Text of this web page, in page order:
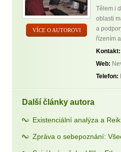
VÍCE O AUTOROVI
Tělem i
oblasti
a
řízením
Kontakt:
Web:
Telefon:
Další články autora
Existenciální analýza a
Zpráva o sebepoznání: